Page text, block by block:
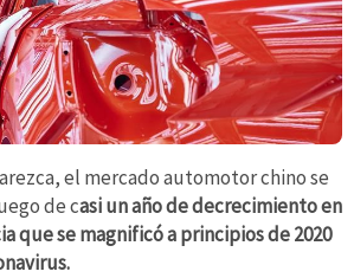
el mercado automotor chino se
de casi un año dedecrecimiento en
que se magnificó a principios de 2020